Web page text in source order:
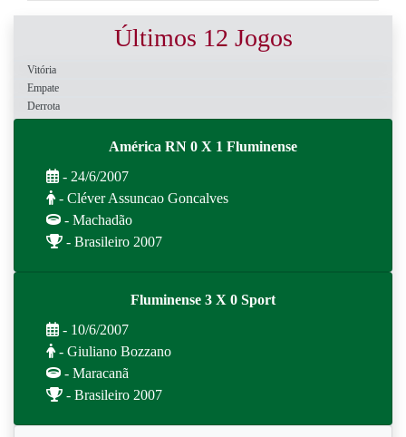
Últimos 12 Jogos
Vitória
Empate
Derrota
América RN 0 X 1 Fluminense
- 24/6/2007
- Cléver Assuncao Goncalves
- Machadão
- Brasileiro 2007
Fluminense 3 X 0 Sport
- 10/6/2007
- Giuliano Bozzano
- Maracanã
- Brasileiro 2007